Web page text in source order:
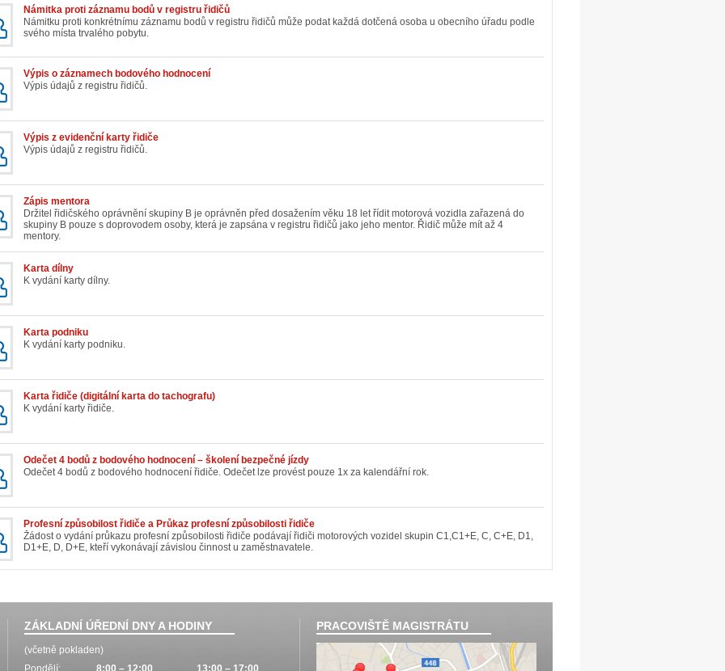
Námitka proti záznamu bodů v registru řidičů
Námitku proti konkrétnímu záznamu bodů v registru řidičů může podat každá dotčená osoba u obecního úřadu podle
svého místa trvalého pobytu.
Výpis o záznamech bodového hodnocení
Výpis údajů z registru řidičů.
Výpis z evidenční karty řidiče
Výpis údajů z registru řidičů.
Zápis mentora
Držitel řidičského oprávnění skupiny B je oprávněn před dosažením věku 18 let řídit motorová vozidla zařazená do
skupiny B pouze s doprovodem osoby, která je zapsána v registru řidičů jako jeho mentor. Řidič může mít až 4
mentory.
Karta dílny
K vydání karty dílny.
Karta podniku
K vydání karty podniku.
Karta řidiče (digitální karta do tachografu)
K vydání karty řidiče.
Odečet 4 bodů z bodového hodnocení – školení bezpečné jízdy
Odečet 4 bodů z bodového hodnocení řidiče. Odečet lze provést pouze 1x za kalendářní rok.
Profesní způsobilost řidiče a Průkaz profesní způsobilosti řidiče
Žádost o vydání průkazu profesní způsobilosti řidiče podávají řidiči motorových vozidel skupin C1,C1+E, C, C+E, D1,
D1+E, D, D+E, kteří vykonávají závislou činnost u zaměstnavatele.
ZÁKLADNÍ ÚŘEDNÍ DNY A HODINY
(včetně pokladen)
Pondělí:
8:00 – 12:00 13:00 – 17:00
PRACOVIŠTĚ MAGISTRÁTU